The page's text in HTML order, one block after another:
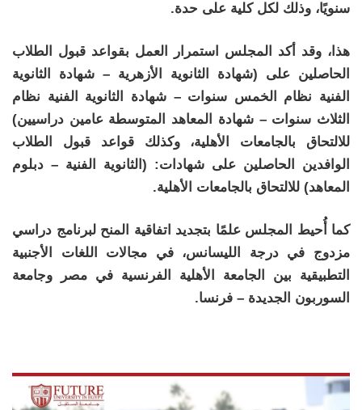
سنويًا، وذلك لكل كلية على حدة.
هذا، وقد أكد المجلس استمرار العمل بقواعد قبول الطلاب
الحاصلين على (شهادة الثانوية الأزهرية – شهادة الثانوية
الفنية نظام الخمس سنوات – شهادة الثانوية الفنية نظام
الثلاث سنوات – شهادة المعاهد المتوسطة عامين دراسيين)
للالتحاق بالجامعات الأهلية، وكذلك قواعد قبول الطلاب
الوافدين الحاصلين على شهادات: (الثانوية الفنية – دبلوم
المعاهد) للالتحاق بالجامعات الأهلية.
كما أُحيط المجلس علمًا بتجديد اتفاقية المنح لبرنامج دراسي
مزدوج في درجة الليسانس، في مجالات اللغات الأجنبية
التطبيقية بين الجامعة الأهلية الفرنسية في مصر وجامعة
السوربون الجديدة – فرنسا.